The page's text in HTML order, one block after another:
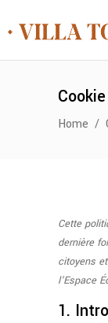
Home /
Cette
dernière
citoyens
l’Espace
1.